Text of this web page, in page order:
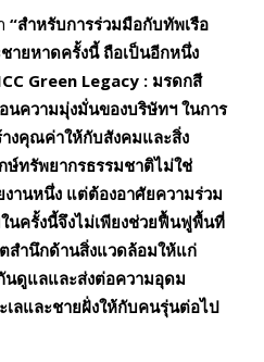
“สำหรับการร่วมมือกับทัพเรือ
ายหาดครั้งนี้ ถือเป็นอีกหนึ่ง
Green Legacy : มรดกสี
ความมุ่งมั่นของบริษัทฯ ในการ
งคุณค่าให้กับสังคมและสิ่ง
ษ์ทรัพยากรธรรมชาติไม่ใช่
านหนึ่ง แต่ต้องอาศัยความร่วม
นครั้งนี้จึงไม่เพียงช่วยฟื้นฟูพื้นที่
สำนึกด้านสิ่งแวดล้อมให้แก่
นดูแลและส่งต่อความอุดม
ลและชายฝั่งให้กับคนรุ่นต่อไป